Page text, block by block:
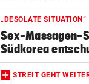
„DESOLATE SITUATION“
Sex-Massagen-
Südkorea
STREIT GEHT